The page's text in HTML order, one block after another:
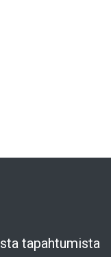
tapahtumista